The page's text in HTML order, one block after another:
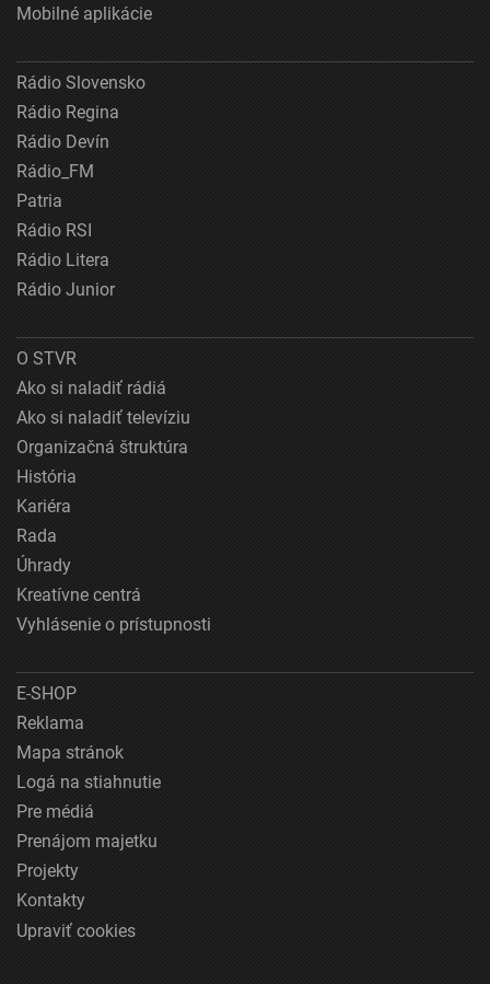
Mobilné aplikácie
Rádio Slovensko
Rádio Regina
Rádio Devín
Rádio_FM
Patria
Rádio RSI
Rádio Litera
Rádio Junior
O STVR
Ako si naladiť rádiá
Ako si naladiť televíziu
Organizačná štruktúra
História
Kariéra
Rada
Úhrady
Kreatívne centrá
Vyhlásenie o prístupnosti
E-SHOP
Reklama
Mapa stránok
Logá na stiahnutie
Pre médiá
Prenájom majetku
Projekty
Kontakty
Upraviť cookies